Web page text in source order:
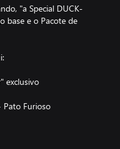
"a Special DUCK-
base e o Pacote de
exclusivo
Pato Furioso